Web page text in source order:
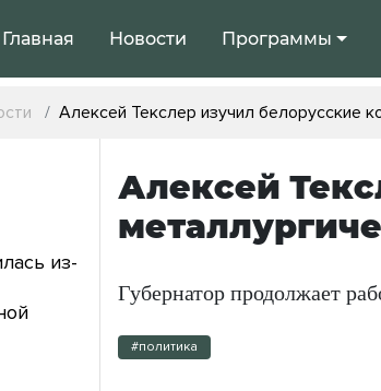
Главная Новости Программы
Алексей Текслер изучил белорусские
Алексей
Губернатор продолжает
#политика
из-